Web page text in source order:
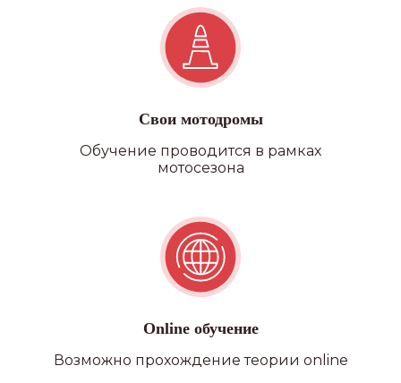
Свои мотодромы
Обучение проводится в рамках
мотосезона
Online обучение
Возможно прохождение теории online